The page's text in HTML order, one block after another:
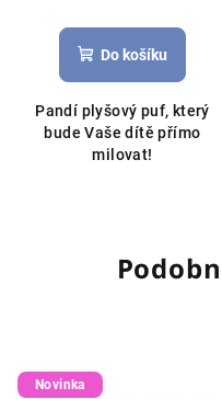
Do košíku
Pandí plyšový puf, který
bude Vaše dítě přímo
milovat!
Novinka